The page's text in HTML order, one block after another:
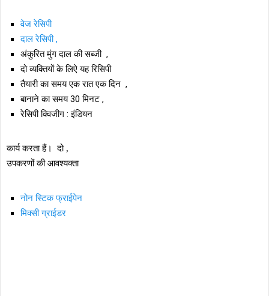
वेज रेसिपी
दाल रेसिपी ,
अंकुरित मुंग दाल की सब्जी ,
दो व्यक्तियों के लिऐ यह रिसिपी
तैयारी का समय एक रात एक दिन ,
बानाने का समय 30 मिनट ,
रेसिपी क्विजीग : इंडियन
कार्य करता हैं। दो ,
उपकरणों की आवश्यक्ता
नोन स्टिक फ्राईपेन
मिक्सी ग्राईडर